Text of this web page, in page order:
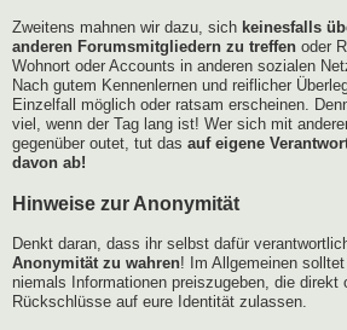
Zweitens mahnen wir dazu, sich keinesfalls
anderen Forumsmitgliedern zu treffen oder
Wohnort oder Accounts in anderen sozialen
Nach gutem Kennenlernen und reiflicher
Einzelfall möglich oder ratsam erscheinen.
viel, wenn der Tag lang ist! Wer sich mit
gegenüber outet, tut das auf eigene
davon ab!
Hinweise zur Anonymität
Denkt daran, dass ihr selbst dafür
Anonymität zu wahren! Im Allgemeinen
niemals Informationen preiszugeben, die direkt
Rückschlüsse auf eure Identität zulassen.